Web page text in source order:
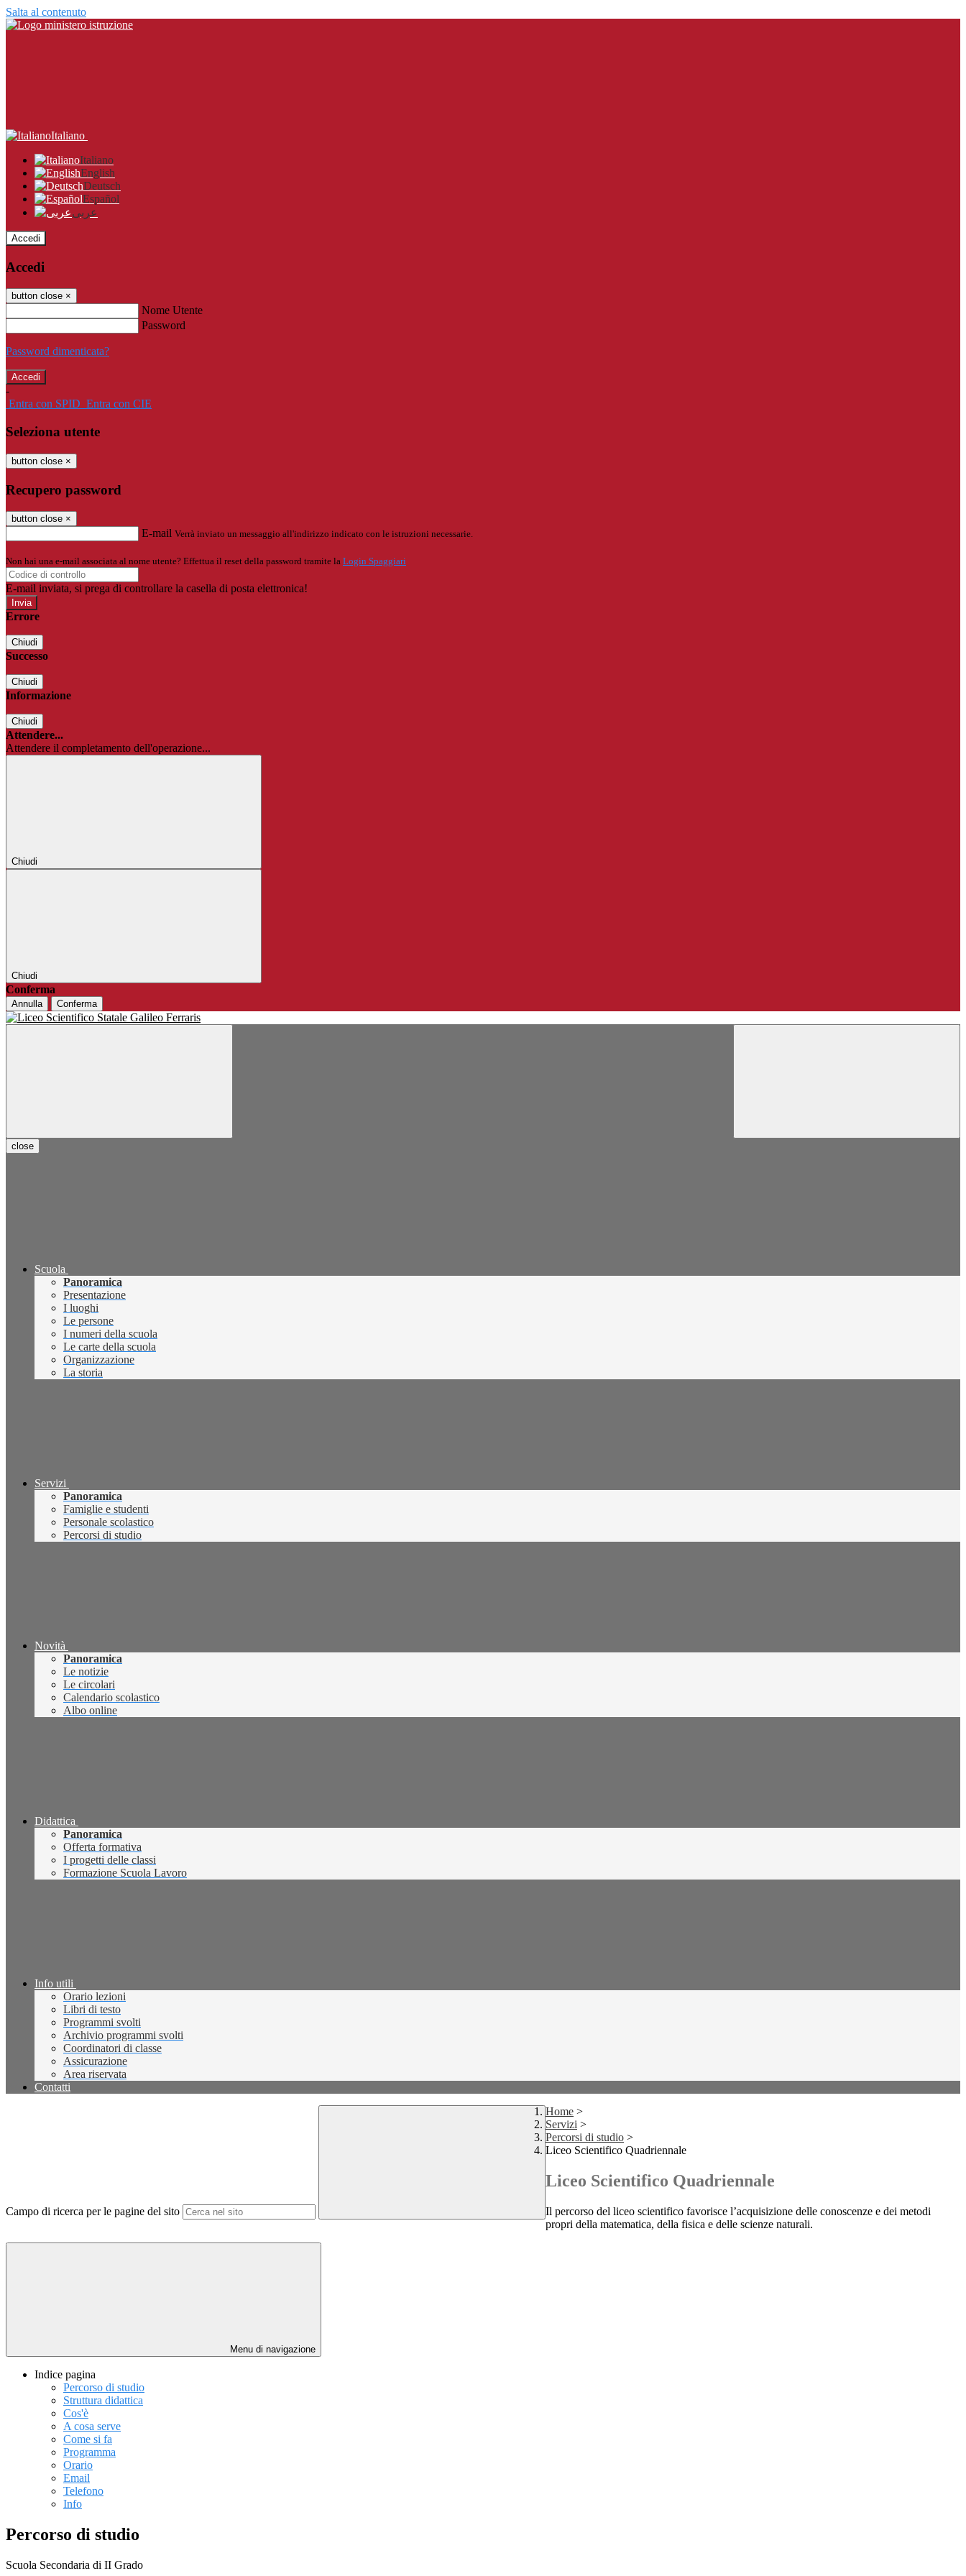
Salta al contenuto
Italiano
Italiano
English
Deutsch
Español
عربى
Accedi
Accedi
button close ×
Nome Utente
Password
Password dimenticata?
-
Entra con SPID Entra con CIE
Seleziona utente
button close ×
Recupero password
button close ×
E-mail Verrà inviato un messaggio all'indirizzo indicato con le istruzioni necessarie.
Non hai una e-mail associata al nome utente? Effettua il reset della password tramite la Login Spaggiari
E-mail inviata, si prega di controllare la casella di posta elettronica!
Errore
Chiudi
Successo
Chiudi
Informazione
Chiudi
Attendere...
Attendere il completamento dell'operazione...
Chiudi
Chiudi
Conferma
Annulla Conferma
close
Scuola
Panoramica
Presentazione
I luoghi
Le persone
I numeri della scuola
Le carte della scuola
Organizzazione
La storia
Servizi
Panoramica
Famiglie e studenti
Personale scolastico
Percorsi di studio
Novità
Panoramica
Le notizie
Le circolari
Calendario scolastico
Albo online
Didattica
Panoramica
Offerta formativa
I progetti delle classi
Formazione Scuola Lavoro
Info utili
Orario lezioni
Libri di testo
Programmi svolti
Archivio programmi svolti
Coordinatori di classe
Assicurazione
Area riservata
Contatti
Campo di ricerca per le pagine del sito
Home >
Servizi >
Percorsi di studio >
Liceo Scientifico Quadriennale
Liceo Scientifico Quadriennale
Il percorso del liceo scientifico favorisce l’acquisizione delle conoscenze e dei metodi
propri della matematica, della fisica e delle scienze naturali.
Menu di navigazione
Indice pagina
Percorso di studio
Struttura didattica
Cos'è
A cosa serve
Come si fa
Programma
Orario
Email
Telefono
Info
Percorso di studio
Scuola Secondaria di II Grado